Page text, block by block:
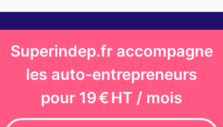
Superindep.fr accompagne
les auto-entrepreneurs
pour 19 € HT / mois